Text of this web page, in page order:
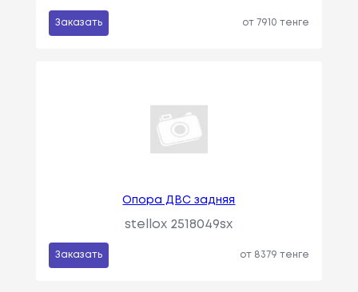
Заказать от 7910 тенге
Опора ДВС задняя
stellox 2518049sx
Заказать от 8379 тенге